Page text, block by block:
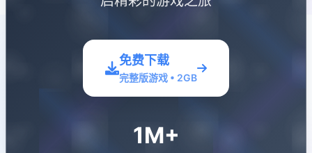
免费下载
完整版游戏 • 2GB
1M+